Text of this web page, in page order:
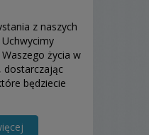
z naszych
życia w
dostarczając
będziecie